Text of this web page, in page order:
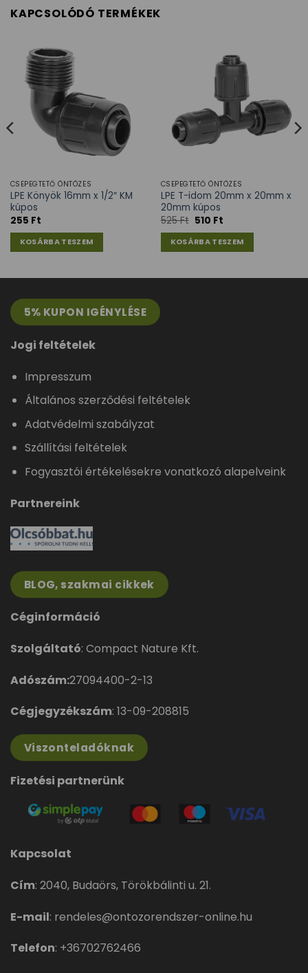
KAPCSOLÓDÓ TERMÉKEK
CSEPEGTETŐ ÖNTÖZÉS
LPE Könyök 16mm x 1/2″ KM
kúpos
255 Ft
KOSÁRBA TESZEM
CSEPEGTETŐ ÖNTÖZÉS
LPE T-idom 20mm x 20mm x
20mm kúpos
525Ft 510 Ft
KOSÁRBA TESZEM
5% KUPON IGÉNYLÉSE
Jogi feltételek
Impresszum
Általános szerződési feltételek
Adatvédelmi szabályzat
Szállítási feltételek
Fogyasztói értékelésekre vonatkozó alapelveink
Partnereink
BLOG, szakmai cikkek
Céginformáció
Szolgáltató: Compact Nature Kft.
Adószám:27094400-2-13
Cégjegyzékszám: 13-09-208815
Viszonteladóknak
Fizetési partnerünk
Kapcsolat
Cím: 2040, Budaörs, Törökbálinti u. 21.
E-mail: rendeles@ontozorendszer-online.hu
Telefon: +36702762466